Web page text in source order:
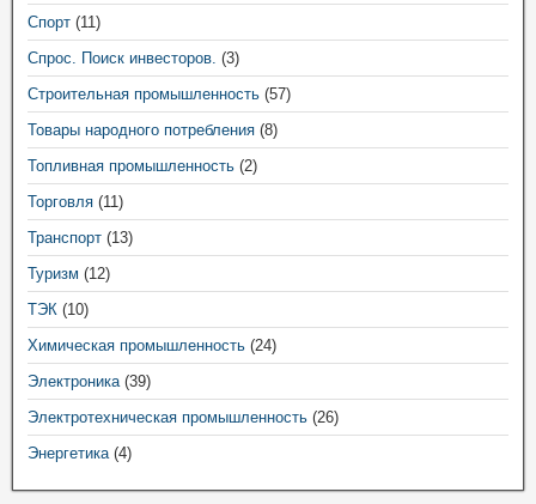
Спорт (11)
Спрос. Поиск инвесторов. (3)
Строительная промышленность (57)
Товары народного потребления (8)
Топливная промышленность (2)
Торговля (11)
Транспорт (13)
Туризм (12)
ТЭК (10)
Химическая промышленность (24)
Электроника(39)
Электротехническая промышленность (26)
Энергетика(4)